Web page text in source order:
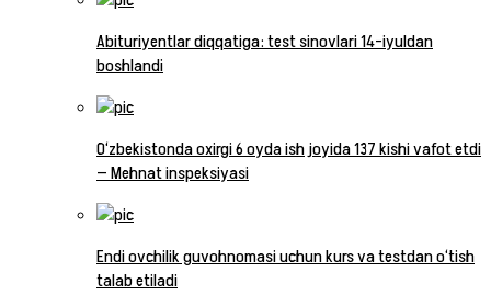
Abituriyentlar diqqatiga: test sinovlari 14-iyuldan
boshlandi
O‘zbekistonda oxirgi 6 oyda ish joyida 137 kishi vafot etdi
— Mehnat inspeksiyasi
Endi ovchilik guvohnomasi uchun kurs va testdan o‘tish
talab etiladi